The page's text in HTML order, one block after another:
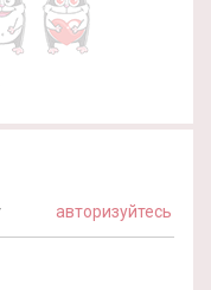
авторизуйтесь